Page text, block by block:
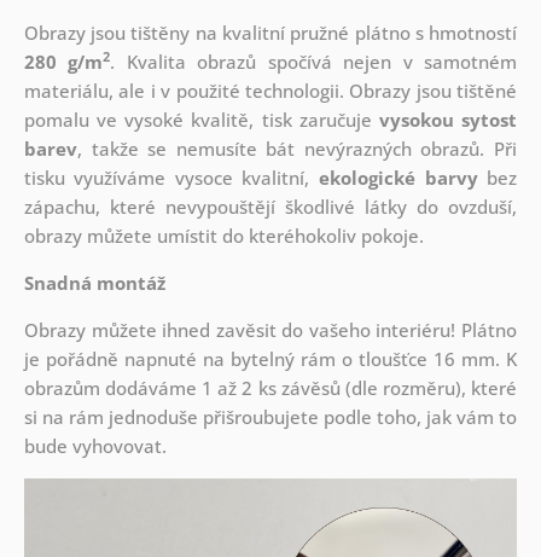
Obrazy jsou tištěny na kvalitní pružné plátno s hmotností
280 g/m2. Kvalita obrazů spočívá nejen v samotném
materiálu, ale i v použité technologii. Obrazy jsou tištěné
pomalu ve vysoké kvalitě, tisk zaručuje vysokou sytost
barev, takže se nemusíte bát nevýrazných obrazů. Při
tisku využíváme vysoce kvalitní,ekologické barvybez
zápachu, které nevypouštějí škodlivé látky do ovzduší,
obrazy můžete umístit do kteréhokoliv pokoje.
Snadná montáž
Obrazy můžete ihned zavěsit do vašeho interiéru! Plátno
je pořádně napnuté na bytelný rám o tloušťce 16 mm. K
obrazům dodáváme 1 až 2 ks závěsů (dle rozměru), které
si na rám jednoduše přišroubujete podle toho, jak vám to
bude vyhovovat.